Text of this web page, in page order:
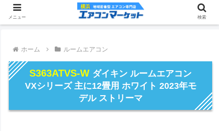
ホーム ルームエアコン
S363ATVS-W ダイキン ルームエアコン
VXシリーズ 主に12畳用 ホワイト 2023年モ
デル ストリーマ
メニュー 検索